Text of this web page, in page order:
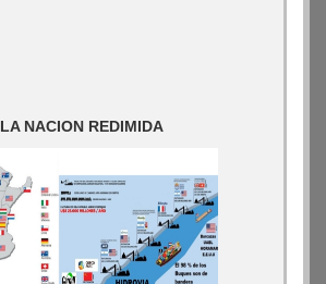
LA NACION REDIMIDA